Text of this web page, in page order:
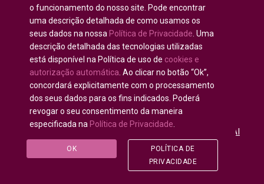
Français(Francês)
Alemão
العربية( Árabe)
Português
Todos os direitos reservados © 2020 - 2025
U-INTOSAI
— Universidade Digital para Comunidade da INTOSAI
Accounts Chamber of the Russian Federation
o funcionamento do nosso site. Pode encontrar
uma descrição detalhada de como usamos os
seus dados na nossa Política de Privacidade . Uma
descrição detalhada das tecnologias utilizadas
está disponível na Política de uso de cookies e
autorização automática . Ao clicar no botão “Ok”,
concordará explicitamente com o processamento
dos seus dados para os fins indicados. Poderá
revogar o seu consentimento da maneira
especificada na Política de Privacidade
OK
POLÍTICA DE
PRIVACIDADE